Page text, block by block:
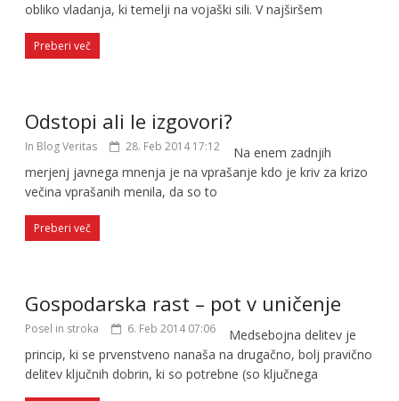
obliko vladanja, ki temelji na vojaški sili. V najširšem
Preberi več
Odstopi ali le izgovori?
In Blog Veritas 28. Feb 2014 17:12
Na enem zadnjih
merjenj javnega mnenja je na vprašanje kdo je kriv za krizo
večina vprašanih menila, da so to
Preberi več
Gospodarska rast – pot v uničenje
Posel in stroka 6. Feb 2014 07:06
Medsebojna delitev je
princip, ki se prvenstveno nanaša na drugačno, bolj pravično
delitev ključnih dobrin, ki so potrebne (so ključnega